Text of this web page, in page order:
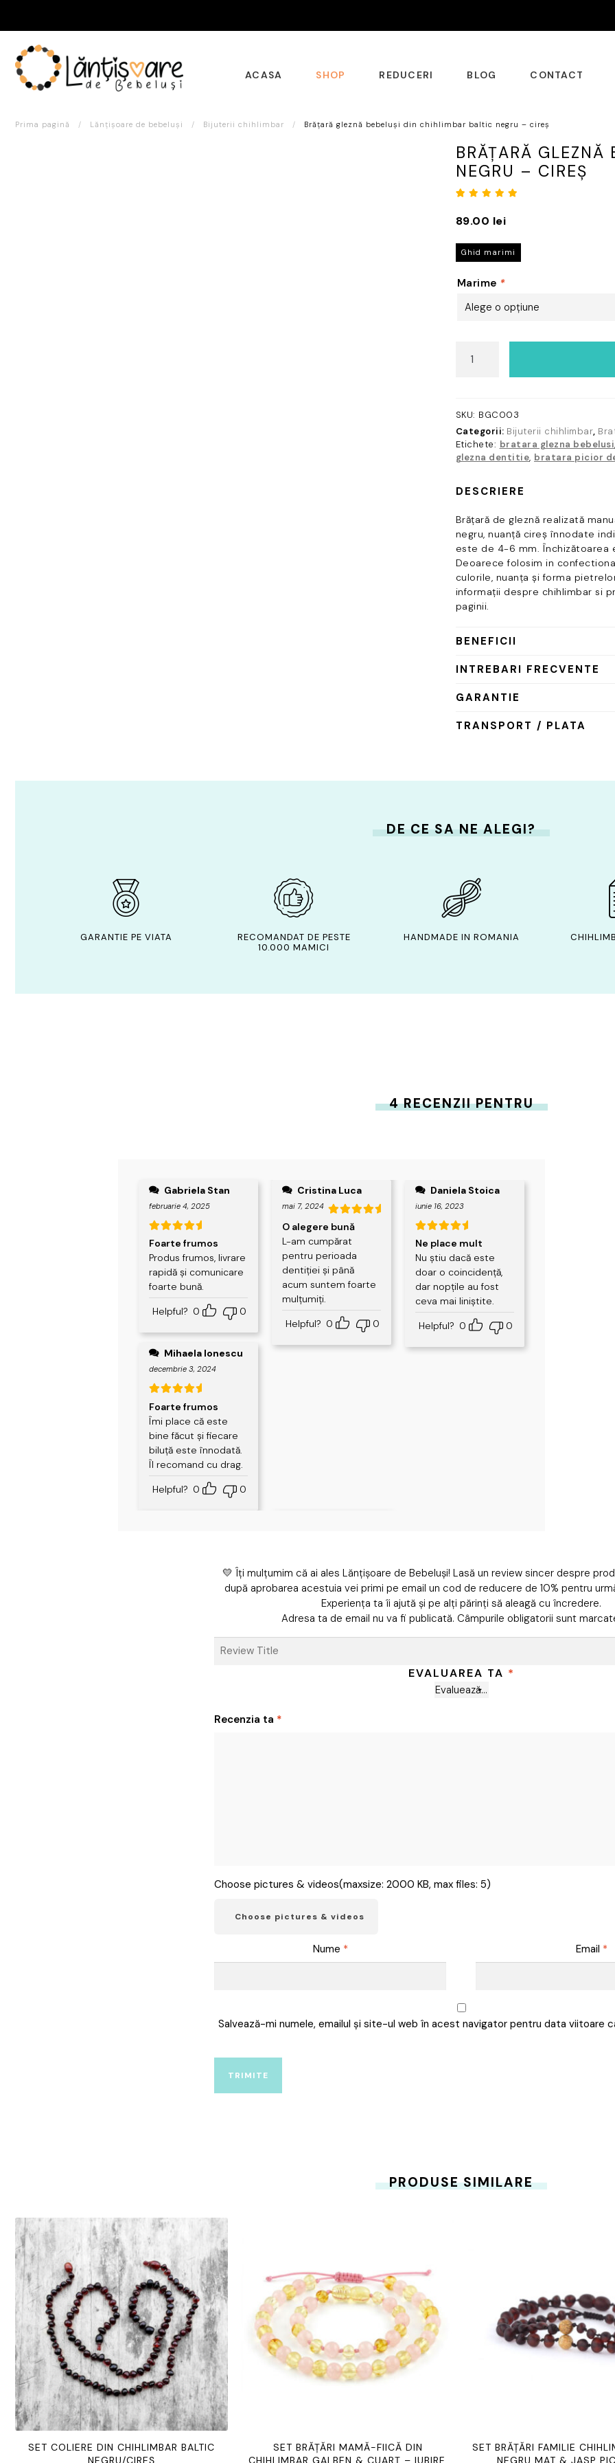
ACASA SHOP REDUCERI BLOG CONTACT
Prima pagină / Lănțișoare de bebeluși / Bijuterii chihlimbar / Brățară gleznă bebeluși din chihlimbar baltic negru – cireș
BRĂȚARĂ
NEGRU – CIREȘ
la5.00
baza a
evaluări
clienți
89.00 lei
Ghid marimi
Marime *
Brățară
din
chihlimbar
baltic
negru
cireș
SKU: BGC003
Categorii: Bijuterii chihlimbar,
Etichete: bratara glezna bebelusi,
glezna dentitie, bratara picior
DESCRIERE
Brățară de gleznă realizată
negru, nuanță cireș înnodate
este de 4-6 mm. Închizătoarea
Deoarece folosim in
culorile, nuanța și forma
informații despre chihlimbar si
paginii.
BENEFICII
INTREBARI FRECVENTE
GARANTIE
TRANSPORT / PLATA
DE CE SA NE ALEGI?
GARANTIE PE VIATA
RECOMANDAT DE PESTE
10.000 MAMICI
HANDMADE IN ROMANIA
4 RECENZII PENTRU
Gabriela Stan
Evaluat la
5din 5
februarie 4, 2025
Foarte frumos
Produs frumos, livrare
rapidă și comunicare
foarte bună.
Helpful? 0 0
Mihaela Ionescu
Evaluat la
5din 5
decembrie 3, 2024
Foarte frumos
Îmi place că este
bine făcut și fiecare
biluță este înnodată.
Îl recomand cu drag.
Helpful? 0 0
Cristina Luca
Evaluat la
5 din 5
mai 7, 2024
O alegere bună
L-am cumpărat
pentru perioada
dentiției și până
acum suntem foarte
mulțumiți.
Helpful? 0 0
Daniela Stoica
Evaluat la
5din 5
iunie 16, 2023
Ne place mult
Nu știu dacă este
doar o coincidență,
dar nopțile au fost
ceva mai liniștite.
Helpful? 0 0
💛 Îți mulțumim că ai ales Lănțișoare de Bebeluși! Lasă un review sincer despre
după aprobarea acestuia vei primi pe email un cod de reducere de 10% pentru
Experiența ta îi ajută și pe alți părinți să aleagă cu încredere.
Adresa ta de email nu va fi publicată. Câmpurile obligatorii sunt
EVALUAREA TA *
Recenzia ta *
Choose pictures & videos(maxsize: 2000 KB, max files: 5)
Choose pictures & videos
Nume * Email *
Salvează-mi numele, emailul și site-ul web în acest navigator pentru data viitoare
PRODUSE SIMILARE
SET COLIERE DIN CHIHLIMBAR BALTIC
NEGRU/CIREȘ
SET BRĂȚĂRI MAMĂ-FIICĂ DIN
CHIHLIMBAR GALBEN & CUARȚ – IUBIRE,
SET BRĂȚĂRI FAMILIE
NEGRU MAT & JASP